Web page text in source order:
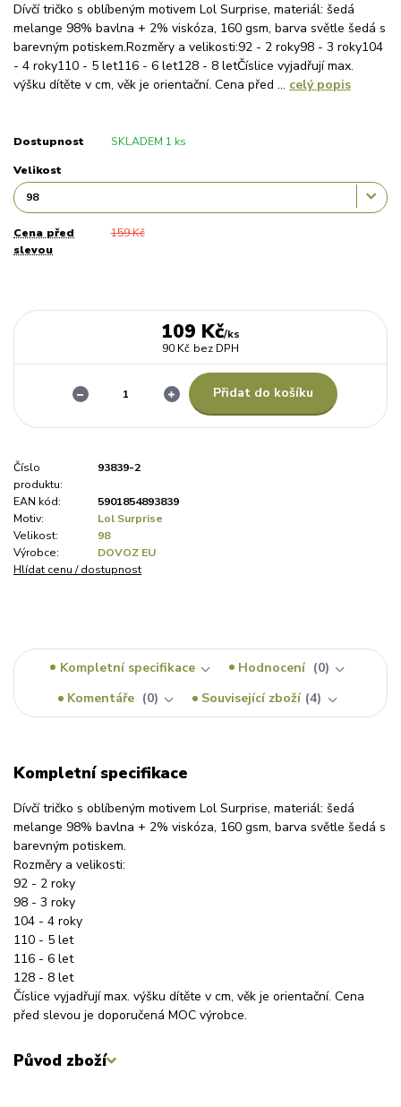
Dívčí tričko s oblíbeným motivem Lol Surprise, materiál: šedá
melange 98% bavlna + 2% viskóza, 160 gsm, barva světle šedá s
barevným potiskem.Rozměry a velikosti:92 - 2 roky98 - 3 roky104
- 4 roky110 - 5 let116 - 6 let128 - 8 letČíslice vyjadřují max.
výšku dítěte v cm, věk je orientační. Cena před ... celý popis
Dostupnost SKLADEM 1 ks
Velikost
Cena před
slevou
159 Kč
109 Kč/ks
90 Kč bez DPH
Přidat do košíku
Číslo
produktu:
93839-2
EAN kód:
5901854893839
Motiv:
Lol Surprise
Velikost:
98
Výrobce:
DOVOZ EU
Hlídat cenu / dostupnost
Kompletní specifikace Hodnocení
0
Komentáře
0 Související zboží 4
Kompletní specifikace
Dívčí tričko s oblíbeným motivem Lol Surprise, materiál: šedá
melange 98% bavlna + 2% viskóza, 160 gsm, barva světle šedá s
barevným potiskem.
Rozměry a velikosti:
92 - 2 roky
98 - 3 roky
104 - 4 roky
110 - 5 let
116 - 6 let
128 - 8 let
Číslice vyjadřují max. výšku dítěte v cm, věk je orientační. Cena
před slevou je doporučená MOC výrobce.
Původ zboží